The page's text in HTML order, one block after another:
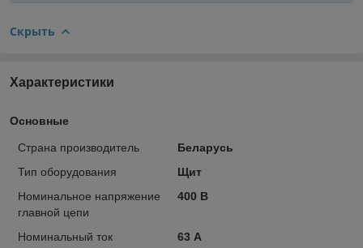
Скрыть
Характеристики
Основные
Страна производитель
Беларусь
Тип оборудования
Щит
Номинальное напряжение
главной цепи
400 В
Номинальный ток
63 А